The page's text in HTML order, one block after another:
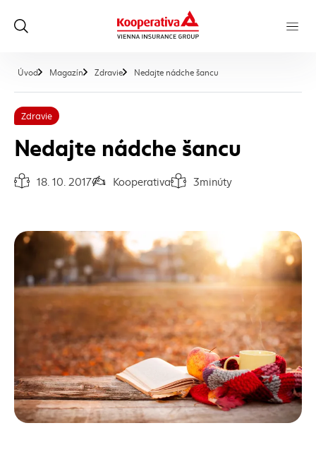
Úvod Magazín Zdravie Nedajte nádche šancu
Zdravie
Nedajte nádche šancu
Dátum vydania článku:
18. 10. 2017Autor článku:
KooperativaČas na prečítanie článku:
3minúty